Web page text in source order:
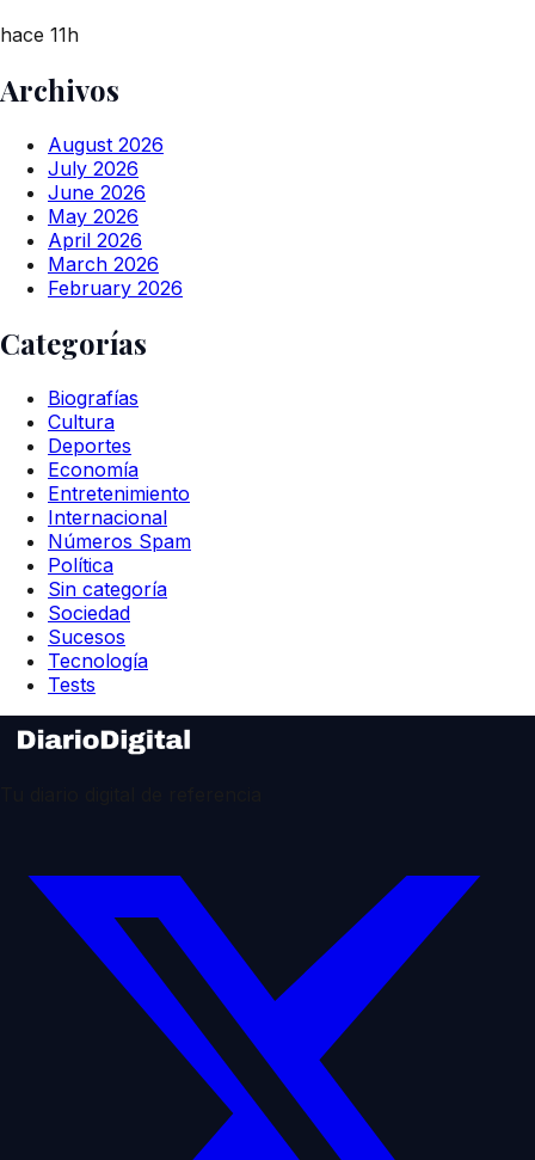
hace 11h
Archivos
August 2026
July 2026
June 2026
May 2026
April 2026
March 2026
February 2026
Categorías
Biografías
Cultura
Deportes
Economía
Entretenimiento
Internacional
Números Spam
Política
Sin categoría
Sociedad
Sucesos
Tecnología
Tests